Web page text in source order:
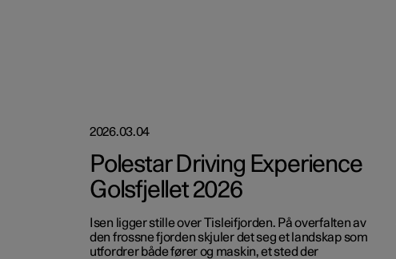
2026.03.04
Polestar Driving Experience
Golsfjellet 2026
Isen ligger stille over Tisleifjorden. På overfalten av
den frossne fjorden skjuler det seg et landskap som
utfordrer både fører og maskin, et sted der